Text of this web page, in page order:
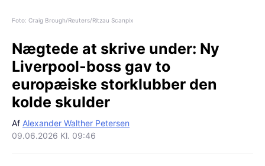
Foto: Craig Brough/Reuters/Ritzau Scanpix
Nægtede at skrive under: Ny
Liverpool-boss gav to
europæiske storklubber den
kolde skulder
Af Alexander Walther Petersen
09.06.2026 Kl. 09:46